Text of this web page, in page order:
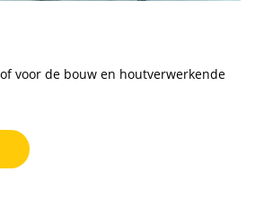
voor de bouw en houtverwerkende